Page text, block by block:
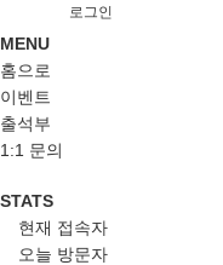
로그인
MENU
홈으로
이벤트
출석부
1:1 문의
STATS
현재 접속자
오늘 방문자